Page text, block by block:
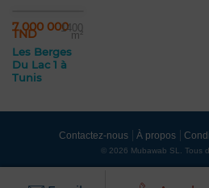
7 000 000
TND 1400
m²
Les Berges
Du Lac 1 à
Tunis
Contactez-nous À propos
© 2026 Mubawab SL. Tous